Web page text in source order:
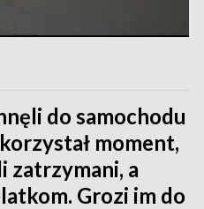
do samochodu
moment,
zatrzymani, a
Grozi im do